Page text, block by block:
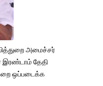
அமைச்சர்
இரண்டாம் தேதி
ஒப்படைக்க